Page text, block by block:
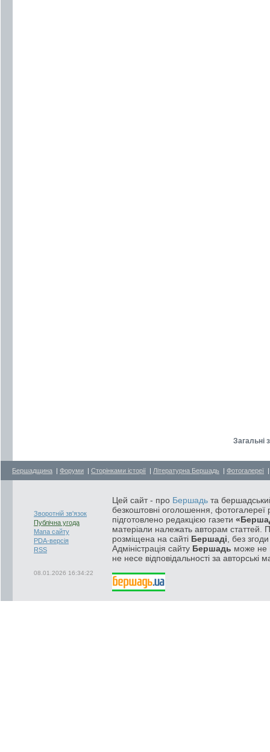
Загальні
Бершадщина | Форуми | Сторінками історії | Літературна Бершадь | Фотогалереї
Зворотній зв'язок
Публічна угода
Мапа сайту
PDA-версія
RSS
08.01.2026 16:34:22
Цей сайт - про Бершадь та
безкоштовні оголошення, фотогалереї
підготовлено редакцією газети
матеріали належать авторам статтей.
розміщена на сайті Бершаді , без
Адміністрація сайту Бершадь може не
не несе відповідальності за авторські